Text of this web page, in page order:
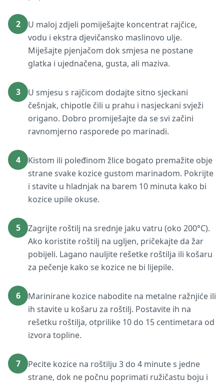
2
U maloj zdjeli pomiješajte koncentrat rajčice,
vodu i ekstra djevičansko maslinovo ulje.
Miješajte pjenjačom dok smjesa ne postane
glatka i ujednačena, gusta, ali maziva.
3
U smjesu s rajčicom dodajte sitno sjeckani
češnjak, chipotle čili u prahu i nasjeckani svježi
origano. Dobro promiješajte da se svi začini
ravnomjerno rasporede po marinadi.
4
Kistom ili poleđinom žlice bogato premažite obje
strane svake kozice gustom marinadom. Pokrijte
i stavite u hladnjak na barem 10 minuta kako bi
kozice upile okuse.
5
Zagrijte roštilj na srednje jaku vatru (oko 200°C).
Ako koristite roštilj na ugljen, pričekajte da žar
pobijeli. Lagano nauljite rešetke roštilja ili košaru
za pečenje kako se kozice ne bi lijepile.
6
Marinirane kozice nabodite na metalne ražnjiće ili
ih stavite u košaru za roštilj. Postavite ih na
rešetku roštilja, otprilike 10 do 15 centimetara od
izvora topline.
7
Pecite kozice na roštilju 3 do 4 minute s jedne
strane, dok ne počnu poprimati ružičastu boju i